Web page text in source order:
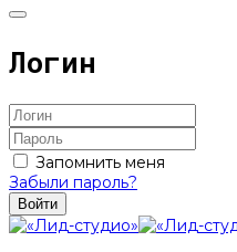
Логин
Запомнить меня
Забыли пароль?
Войти